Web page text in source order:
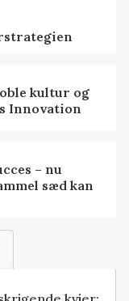
kultur og
Innovation
– nu
sæd kan